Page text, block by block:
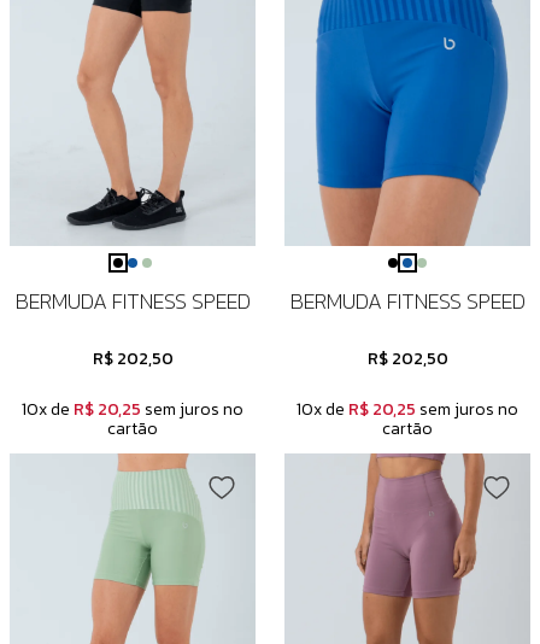
BERMUDA FITNESS SPEED
R$ 202,50
10x de R$ 20,25 sem juros no
cartão
BERMUDA FITNESS SPEED
R$ 202,50
10x de R$ 20,25 sem juros no
cartão